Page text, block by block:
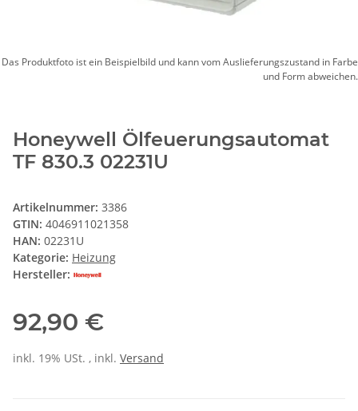
Das Produktfoto ist ein Beispielbild und kann vom Auslieferungszustand in Farbe
und Form abweichen.
Honeywell Ölfeuerungsautomat
TF 830.3 02231U
Artikelnummer: 3386
GTIN: 4046911021358
HAN: 02231U
Kategorie: Heizung
Hersteller:
92,90 €
inkl. 19% USt. , inkl. Versand